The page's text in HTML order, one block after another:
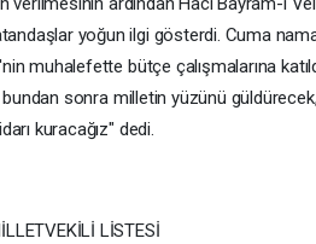
yoğun ilgi gösterdi. Cuma
muhalefette bütçe çalışmalarına
sonra milletin yüzünü
kuracağız" dedi.
LİSTESİ